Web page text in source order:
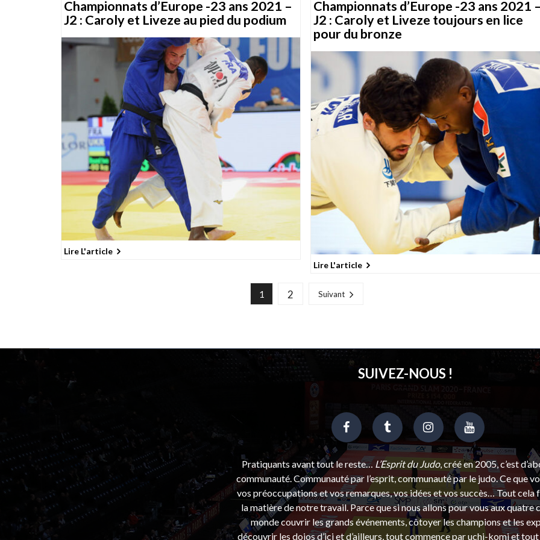
Championnats d’Europe -23 ans 2021 –
J2 : Caroly et Liveze au pied du podium
Lire L'article
Championnats d’Europe -23 ans 2021
J2 : Caroly et Liveze toujours en lice
pour du bronze
Lire L'article
1 2 Suivant
SUIVEZ-NOUS !
Pratiquants avant tout le reste… L’Esprit du Judo, créé en 2005, c’est
communauté. Communauté par l’esprit, communauté par le judo. Ce que
vos préoccupations et vos remarques, vos idées et vos succès… Tout cela
la matière de notre travail. Parce que si nous allons pour vous aux quatre
monde couvrir les grands événements, côtoyer les champions et les
découvrir les dojos d’ici et d’ailleurs, tout commence par uchi-komi et